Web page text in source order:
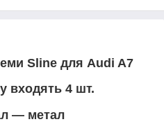
Sline для Audi A7
входять 4 шт.
— метал